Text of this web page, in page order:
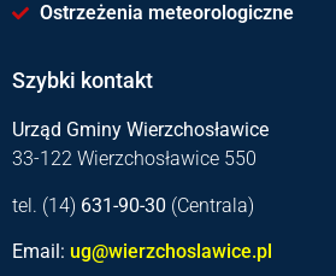
Ostrzeżenia meteorologiczne
Szybki kontakt
Urząd Gminy Wierzchosławice
33-122 Wierzchosławice 550
tel. (14) 631-90-30 (Centrala)
Email: ug@wierzchoslawice.pl